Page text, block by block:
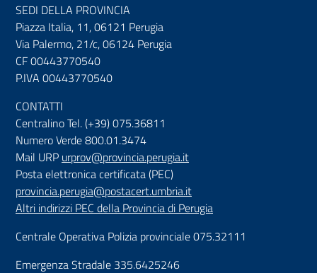
SEDI DELLA PROVINCIA
Piazza Italia, 11, 06121 Perugia
Via Palermo, 21/c, 06124 Perugia
CF 00443770540
P.IVA 00443770540
CONTATTI
Centralino Tel. (+39) 075.36811
Numero Verde 800.01.3474
Mail URP urprov@provincia.perugia.it
Posta elettronica certificata (PEC)
provincia.perugia@postacert.umbria.it
Altri indirizzi PEC della Provincia di Perugia
Centrale Operativa Polizia provinciale 075.32111
Emergenza Stradale 335.6425246